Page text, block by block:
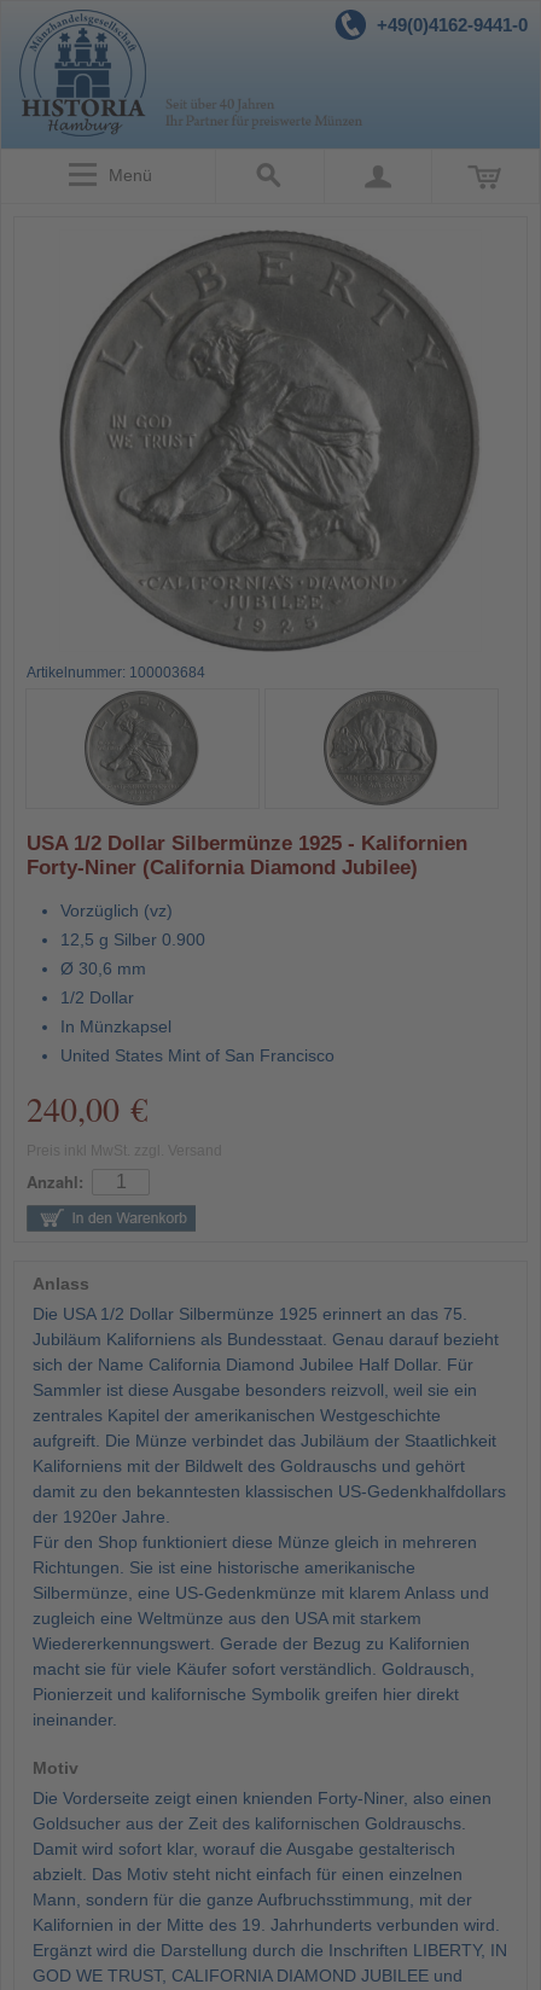
+49(0)4162-9441-0
Menü
Artikelnummer: 100003684
USA 1/2 Dollar Silbermünze 1925 - Kalifornien
Forty-Niner (California Diamond Jubilee)
Vorzüglich (vz)
12,5 g Silber 0.900
Ø 30,6 mm
1/2 Dollar
In Münzkapsel
United States Mint of San Francisco
240,00 €
Anzahl:
Anlass
Die USA 1/2 Dollar Silbermünze 1925 erinnert an das 75.
Jubiläum Kaliforniens als Bundesstaat. Genau darauf bezieht
sich der Name California Diamond Jubilee Half Dollar. Für
Sammler ist diese Ausgabe besonders reizvoll, weil sie ein
zentrales Kapitel der amerikanischen Westgeschichte
aufgreift. Die Münze verbindet das Jubiläum der Staatlichkeit
Kaliforniens mit der Bildwelt des Goldrauschs und gehört
damit zu den bekanntesten klassischen US-Gedenkhalfdollars
der 1920er Jahre.
Für den Shop funktioniert diese Münze gleich in mehreren
Richtungen. Sie ist eine historische amerikanische
Silbermünze, eine US-Gedenkmünze mit klarem Anlass und
zugleich eine Weltmünze aus den USA mit starkem
Wiedererkennungswert. Gerade der Bezug zu Kalifornien
macht sie für viele Käufer sofort verständlich. Goldrausch,
Pionierzeit und kalifornische Symbolik greifen hier direkt
ineinander.
Motiv
Die Vorderseite zeigt einen knienden Forty-Niner, also einen
Goldsucher aus der Zeit des kalifornischen Goldrauschs.
Damit wird sofort klar, worauf die Ausgabe gestalterisch
abzielt. Das Motiv steht nicht einfach für einen einzelnen
Mann, sondern für die ganze Aufbruchsstimmung, mit der
Kalifornien in der Mitte des 19. Jahrhunderts verbunden wird.
Ergänzt wird die Darstellung durch die Inschriften LIBERTY, IN
GOD WE TRUST, CALIFORNIA DIAMOND JUBILEE und